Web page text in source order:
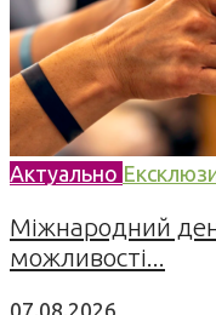
Актуально
Міжнародний
можливості...
07.08.2026